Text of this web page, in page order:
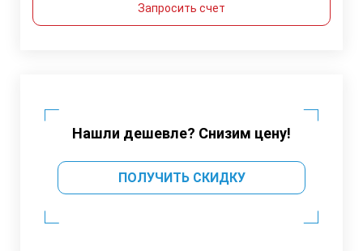
Запросить счет
Нашли дешевле? Снизим цену!
ПОЛУЧИТЬ СКИДКУ